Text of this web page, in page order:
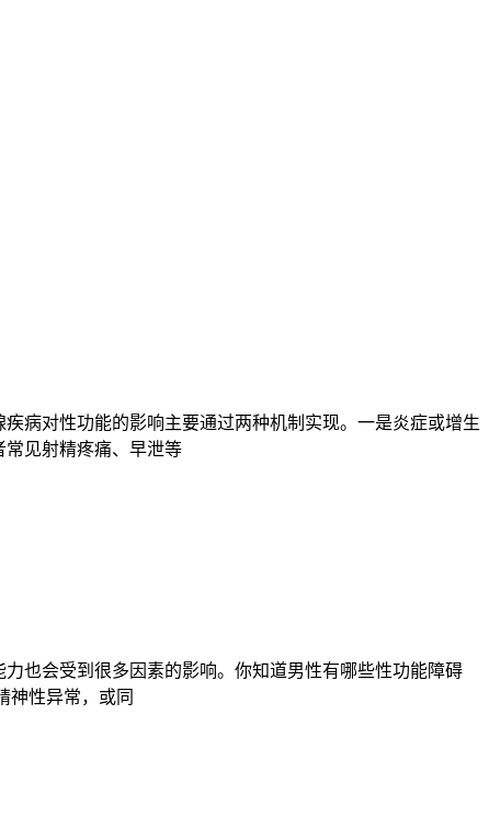
病对性功能的影响主要通过两种机制实现。一是炎症或增生
见射精疼痛、早泄等
也会受到很多因素的影响。你知道男性有哪些性功能障碍
神性异常，或同